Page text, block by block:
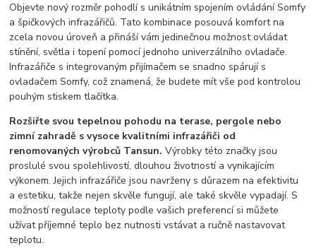
Objevte nový rozměr pohodlí s unikátním spojením ovládání Somfy
a špičkových infrazářičů. Tato kombinace posouvá komfort na
zcela novou úroveň a přináší vám jedinečnou možnost ovládat
stínění, světla i topení pomocí jednoho univerzálního ovladače.
Infrazářiče s integrovaným přijímačem se snadno spárují s
ovladačem Somfy, což znamená, že budete mít vše pod kontrolou
pouhým stiskem tlačítka.
Rozšiřte svou tepelnou pohodu na terase, pergole nebo
zimní zahradě s vysoce kvalitními infrazářiči od
renomovaných výrobců Tansun.Výrobky této značky jsou
proslulé svou spolehlivostí, dlouhou životností a vynikajícím
výkonem. Jejich infrazářiče jsou navrženy s důrazem na efektivitu
a estetiku, takže nejen skvěle fungují, ale také skvěle vypadají. S
možností regulace teploty podle vašich preferencí si můžete
užívat příjemné teplo bez nutnosti vstávat a ručně nastavovat
teplotu.